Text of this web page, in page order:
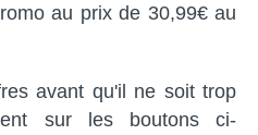
au prix de 30,99€ au
avant qu'il ne soit trop
sur les boutons ci-